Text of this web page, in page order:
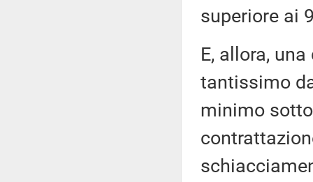
superiore ai
E, allora,
tantissimo
minimo